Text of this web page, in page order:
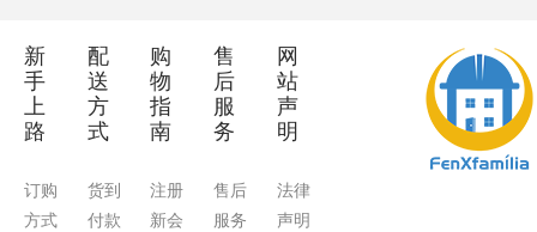
新
手
上
路
订购
方式
配
送
方
式
货到
付款
购
物
指
南
注册
新会
售
后
服
务
售后
服务
网
站
声
明
法律
声明